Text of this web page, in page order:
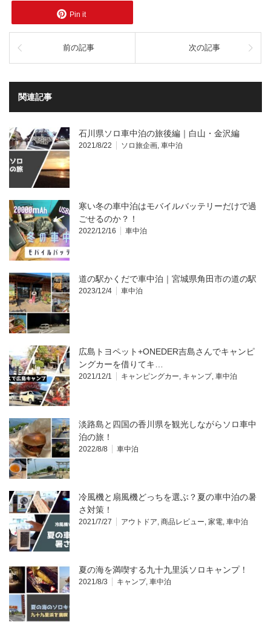
Pin it
前の記事 次の記事
関連記事
石川県ソロ車中泊の旅後編｜白山・金沢編
2021/8/22 ソロ旅企画, 車中泊
寒い冬の車中泊はモバイルバッテリーだけで過
ごせるのか？！
2022/12/16 車中泊
道の駅かくだで車中泊｜宮城県角田市の道の駅
2023/12/4 車中泊
広島トヨペット+ONEDER吉島さんでキャンピ
ングカーを借りてキ…
2021/12/1 キャンピングカー, キャンプ, 車中泊
淡路島と四国の香川県を観光しながらソロ車中
泊の旅！
2022/8/8 車中泊
冷風機と扇風機どっちを選ぶ？夏の車中泊の暑
さ対策！
2021/7/27 アウトドア, 商品レビュー, 家電, 車中泊
夏の海を満喫する九十九里浜ソロキャンプ！
2021/8/3 キャンプ, 車中泊